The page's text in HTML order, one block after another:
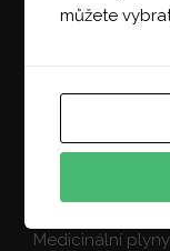
Bezpečnost
Potravinářské
Medicinální
můžete